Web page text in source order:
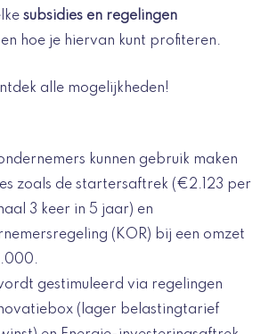
subsidies en regelingen
hoe je hiervan kunt profiteren.
alle mogelijkheden!
kunnen gebruik maken
zoals de startersaftrek (€2.123 per
3 keer in 5 jaar) en
(KOR) bij een omzet
gestimuleerd via regelingen
(lager belastingtarief